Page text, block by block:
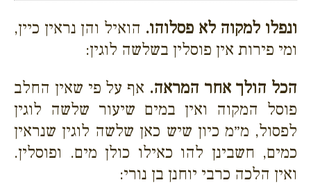
ונפלו למקוה לא פסלוהו. הואיל והן נראין כיין,
ומי פירות אין פוסלין בשלשה לוגין:
הכל הולך אחר המראה. אף על פי שאין החלב
פוסל המקוה ואין במים שיעור שלשה לוגין
לפסול, מ״מ כיון שיש כאן שלשה לוגין שנראין
כמים, חשבינן להו כאילו כולן מים. ופוסלין.
ואין הלכה כרבי יוחנן בן נורי: